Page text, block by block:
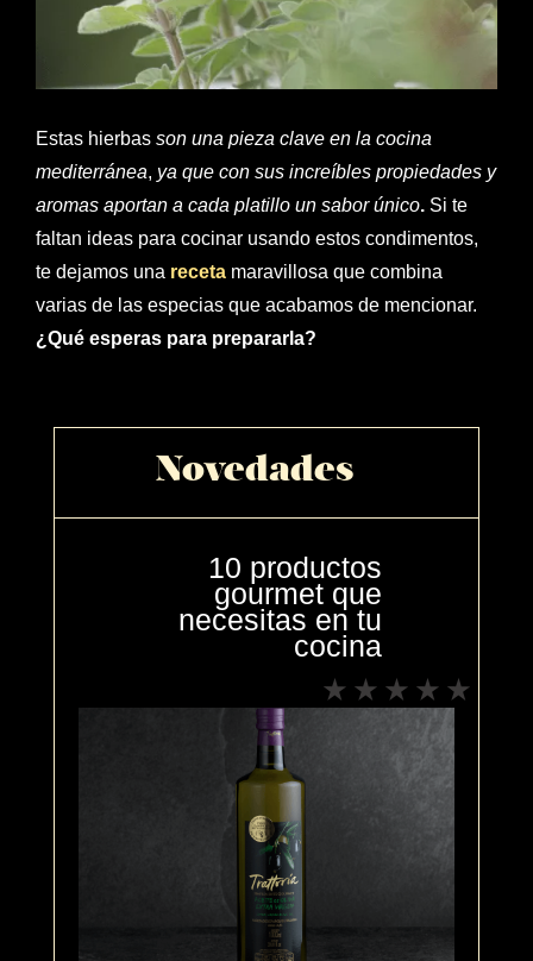
Estas hierbas son una pieza clave en la cocina
mediterránea, ya que con sus increíbles propiedades y
aromas aportan a cada platillo un sabor único. Si te
faltan ideas para cocinar usando estos condimentos,
te dejamos una receta maravillosa que combina
varias de las especias que acabamos de mencionar.
¿Qué esperas para prepararla?
Novedades
10 productos
gourmet que
necesitas en tu
cocina